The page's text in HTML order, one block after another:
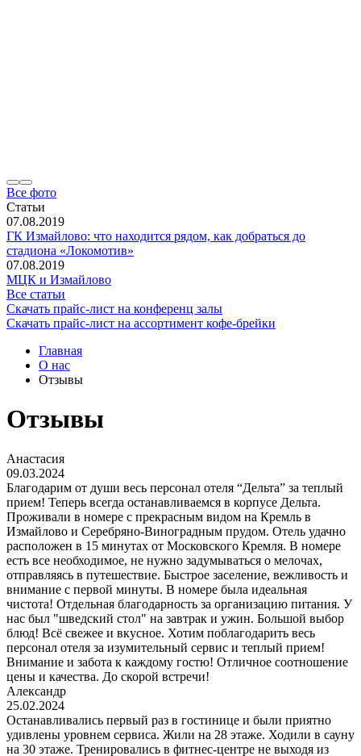
Все фото
Статьи
07.08.2019
ГК Измайлово: что находится рядом, как добраться до
стадиона «Локомотив»
07.08.2019
МЦК и Измайлово
Все статьи
Скачать прайс-лист на конференц залы
Скачать прайс-лист на ассортимент кофе-брейки
Главная
О нас
Отзывы
Отзывы
Анастасия
09.03.2024
Благодарим от души весь персонал отеля “Дельта” за теплый
прием! Теперь всегда останавливаемся в корпусе Дельта.
Проживали в номере с прекрасным видом на Кремль в
Измайлово и Серебряно-Виноградным прудом. Отель удачно
расположен в 15 минутах от Московского Кремля. В номере
есть все необходимое, не нужно задумываться о мелочах,
отправляясь в путешествие. Быстрое заселение, вежливость и
внимание с первой минуты. В номере была идеальная
чистота! Отдельная благодарность за организацию питания. У
нас был "шведский стол" на завтрак и ужин. Большой выбор
блюд! Всё свежее и вкусное. Хотим поблагодарить весь
персонал отеля за изумительный сервис и теплый прием!
Внимание и забота к каждому гостю! Отличное соотношение
цены и качества. До скорой встречи!
Александр
25.02.2024
Останавливались первый раз в гостинице и были приятно
удивлены уровнем сервиса. Жили на 28 этаже. Ходили в сауну
на 30 этаже. Тренировались в фитнес-центре не выходя из